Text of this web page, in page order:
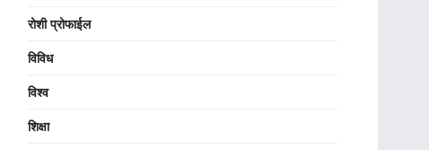
रोशी प्रोफाईल
विविध
विश्व
शिक्षा